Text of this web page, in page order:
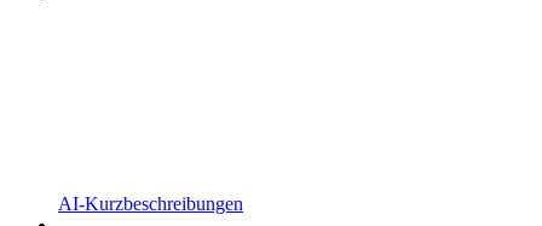
AI-Kurzbeschreibungen